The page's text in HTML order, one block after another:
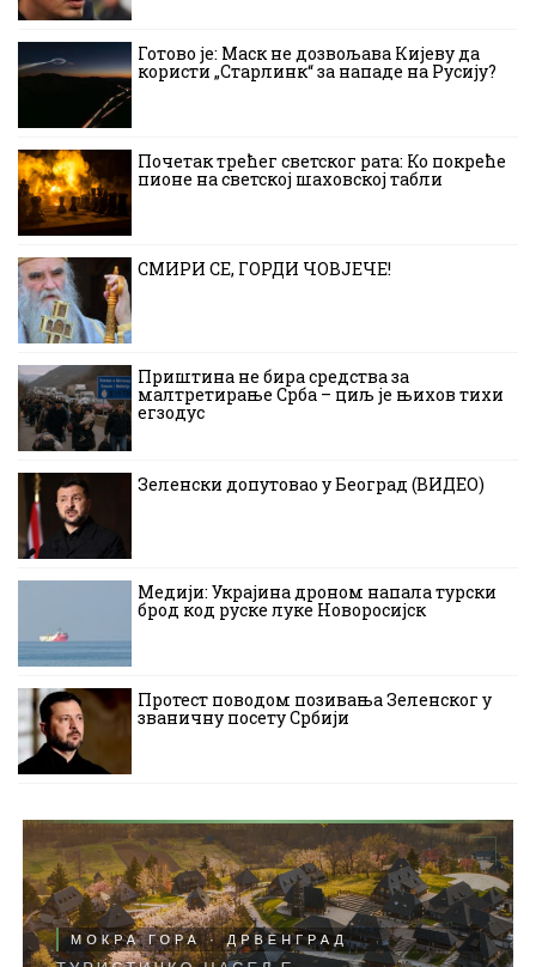
Готово је: Маск не дозвољава Кијеву да
користи „Старлинк“ за нападе на Русију?
Почетак трећег светског рата: Ко покреће
пионе на светској шаховској табли
СМИРИ СЕ, ГОРДИ ЧОВЈЕЧЕ!
Приштина не бира средства за
малтретирање Срба – циљ је њихов тихи
егзодус
Зеленски допутовао у Београд (ВИДЕО)
Медији: Украјина дроном напала турски
брод код руске луке Новоросијск
Протест поводом позивања Зеленског у
званичну посету Србији